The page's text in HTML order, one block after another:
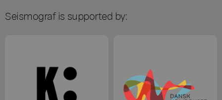
Seismograf is supported by: